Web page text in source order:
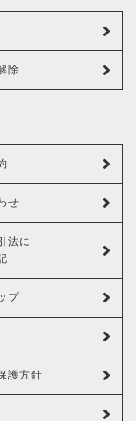
除
せ
法に
プ
護方針